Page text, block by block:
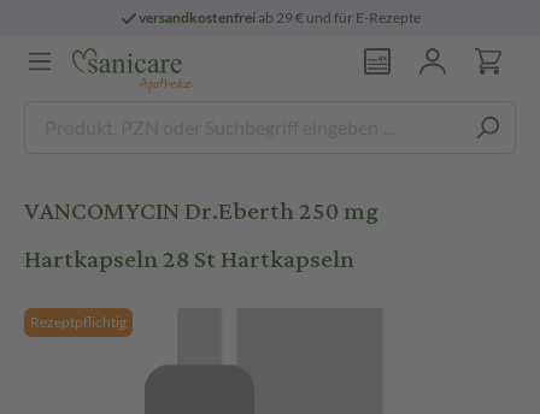
versandkostenfreiab 29 € und für E-Rezepte
VANCOMYCIN Dr.Eberth 250 mg
Hartkapseln 28 St Hartkapseln
Rezeptpflichtig